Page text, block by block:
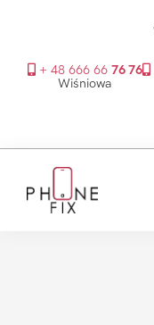
+ 48 666 66 76 76
Wiśniowa
głównego